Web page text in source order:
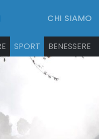
CHI SIAMO
SPORT BENESSERE